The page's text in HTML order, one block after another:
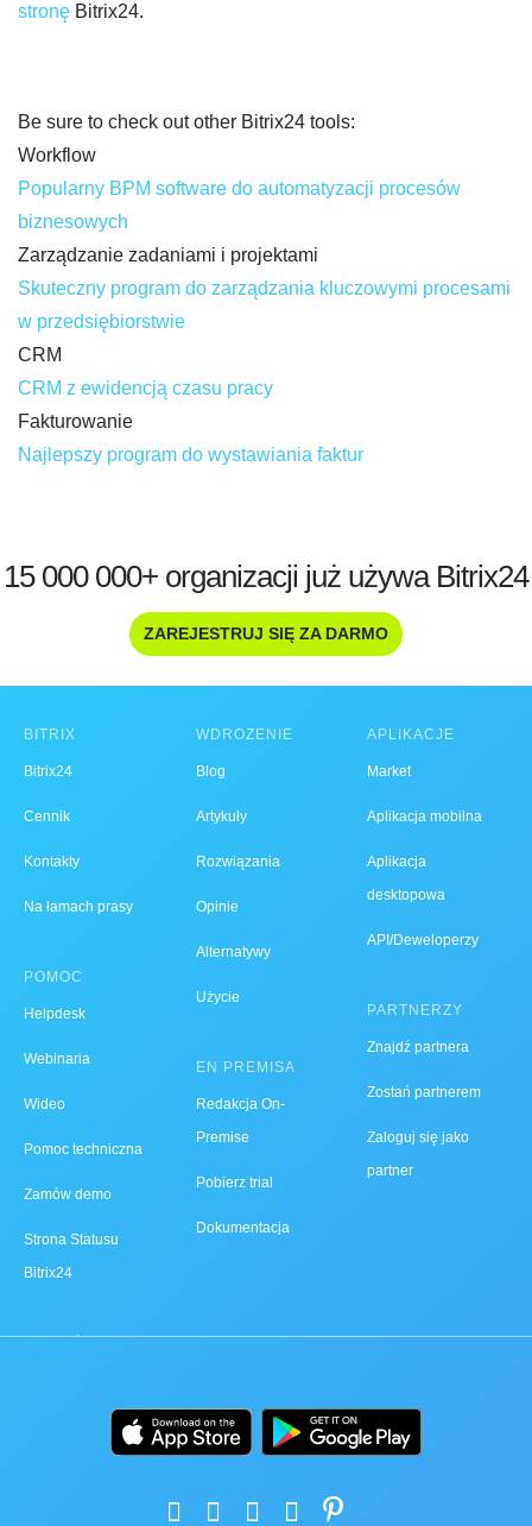
stronę Bitrix24.
Be sure to check out other Bitrix24 tools:
Workflow
Popularny BPM software do automatyzacji procesów
biznesowych
Zarządzanie zadaniami i projektami
Skuteczny program do zarządzania kluczowymi procesami
w przedsiębiorstwie
CRM
CRM z ewidencją czasu pracy
Fakturowanie
Najlepszy program do wystawiania faktur
15 000 000+ organizacji już używa Bitrix24
ZAREJESTRUJ SIĘ ZA DARMO
BITRIX
Bitrix24
Cennik
Kontakty
Na łamach prasy
POMOC
Helpdesk
Webinaria
Wideo
Pomoc techniczna
Zamów demo
Strona Statusu
Bitrix24
WDROŻENIE
Blog
Artykuły
Rozwiązania
Opinie
Alternatywy
Użycie
EN PREMISA
Redakcja On-
Premise
Pobierz trial
Dokumentacja
APLIKACJE
Market
Aplikacja mobilna
Aplikacja
desktopowa
API/Deweloperzy
PARTNERZY
Znajdź partnera
Zostań partnerem
Zaloguj się jako
partner